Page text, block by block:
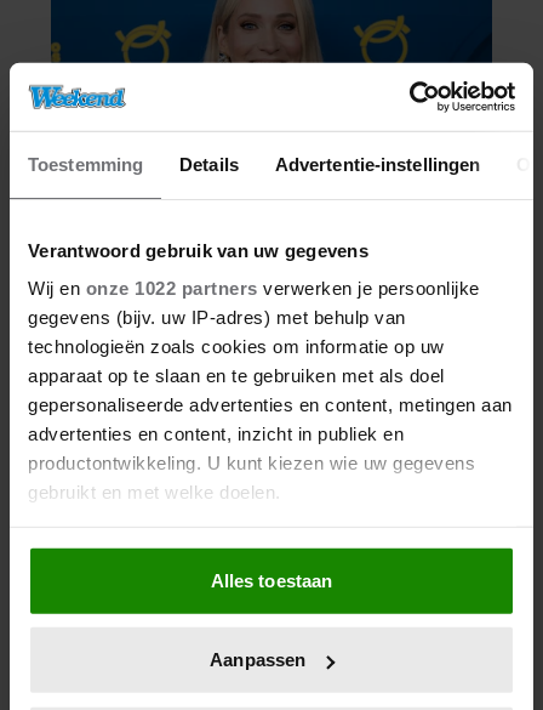
Toestemming Details Advertentie-instellingen
Verantwoord gebruik van uw gegevens
Wij en onze 1022 partners verwerken je persoonlijke
gegevens (bijv. uw IP-adres) met behulp van
technologieën zoals cookies om informatie op uw
apparaat op te slaan en te gebruiken met als doel
gepersonaliseerde advertenties en content, metingen aan
advertenties en content, inzicht in publiek en
productontwikkeling. U kunt kiezen wie uw gegevens
gebruikt en met welke doelen.
Als u het toestaat, willen we ook graag:
Informatie verzamelen over uw geografische
locatie, die tot een paar meter nauwkeurig kan zijn
scannen op specifieke eigenschappen (fingerprinting)
Alles toestaan
Aanpassen